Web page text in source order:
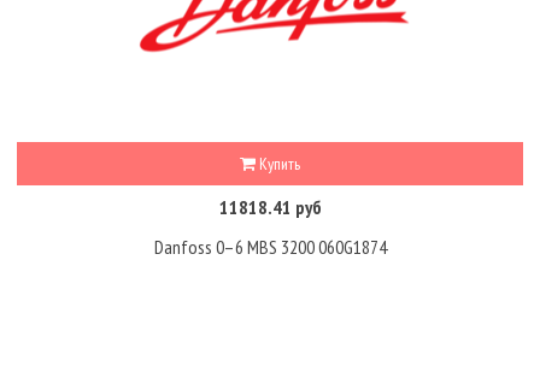
Купить
11818.41 руб
Danfoss 0–6 MBS 3200 060G1874